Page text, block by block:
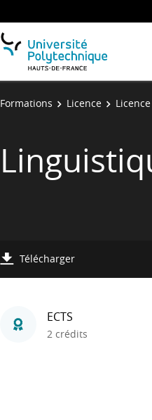
Formations Licence
Télécharger
ECTS
2 crédits